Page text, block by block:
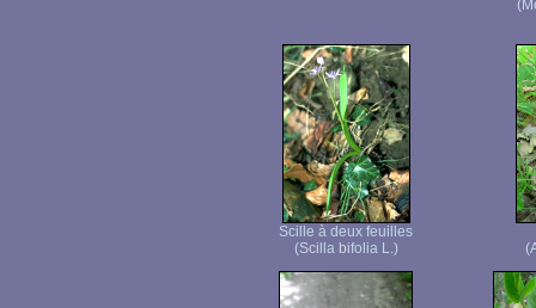
Scille à deux feuilles
(Scilla bifolia L.)